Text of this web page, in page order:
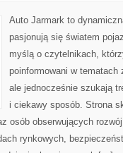
Auto Jarmark to
pasjonują się światem
myślą o czytelnikach,
poinformowani w
ale jednocześnie szukają
i ciekawy sposób. Strona
osób obserwujących
rynkowych,